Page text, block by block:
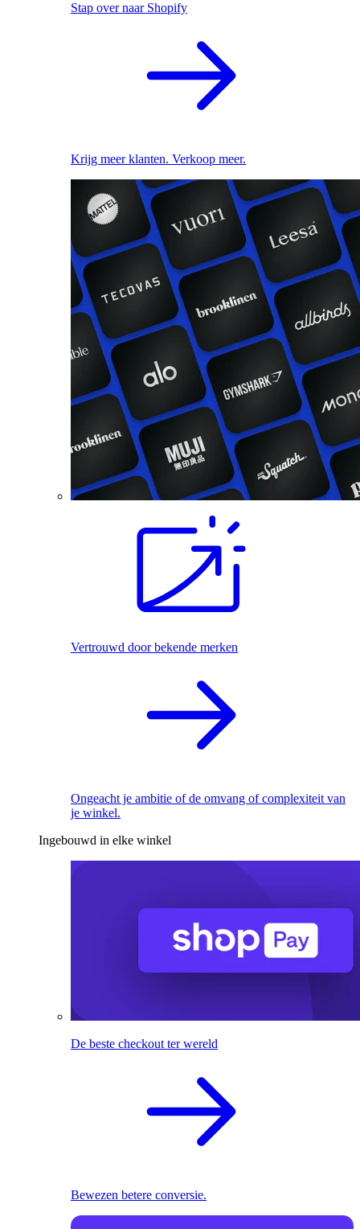
Stap over naar Shopify
Krijg meer klanten. Verkoop meer.
Vertrouwd door bekende merken
Ongeacht je ambitie of de omvang of complexiteit van
je winkel.
Ingebouwd in elke winkel
De beste checkout ter wereld
Bewezen betere conversie.